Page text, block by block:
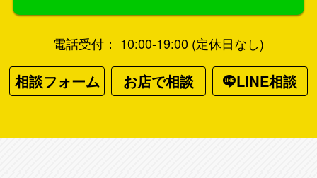
電話受付： 10:00-19:00 (定休日なし)
相談フォーム お店で相談 LINE相談